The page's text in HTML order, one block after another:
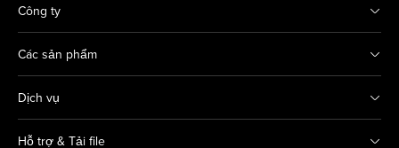
Công ty
Các sản phẩm
Dịch vụ
Hỗ trợ & Tải file